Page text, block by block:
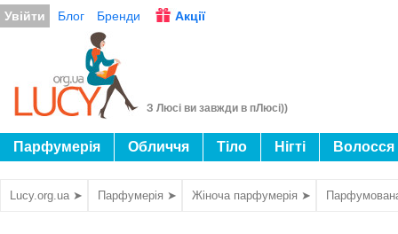
Увійти Блог Бренди Акції
З Люсі ви завжди в пЛюсі))
Парфумерія Обличчя Тіло Нігті Волосся
Lucy.org.ua ➤ Парфумерія ➤ Жіноча парфумерія ➤